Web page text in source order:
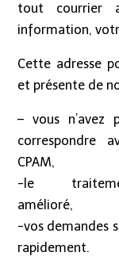
tout courrier
information,
Cette adresse
et présente de
– vous n’avez
correspondre
-le
-vos demandes
rapidement.